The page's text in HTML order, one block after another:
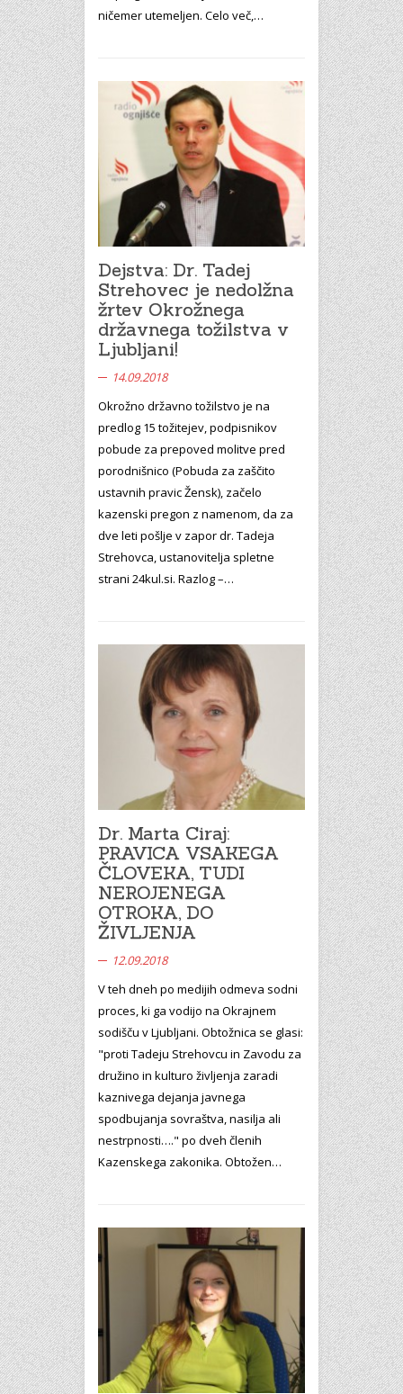
ničemer utemeljen. Celo več,…
Dejstva: Dr. Tadej
Strehovec je nedolžna
žrtev Okrožnega
državnega tožilstva v
Ljubljani!
14.09.2018
Okrožno državno tožilstvo je na
predlog 15 tožitejev, podpisnikov
pobude za prepoved molitve pred
porodnišnico (Pobuda za zaščito
ustavnih pravic Žensk), začelo
kazenski pregon z namenom, da za
dve leti pošlje v zapor dr. Tadeja
Strehovca, ustanovitelja spletne
strani 24kul.si. Razlog –…
Dr. Marta Ciraj:
PRAVICA VSAKEGA
ČLOVEKA, TUDI
NEROJENEGA
OTROKA, DO
ŽIVLJENJA
12.09.2018
V teh dneh po medijih odmeva sodni
proces, ki ga vodijo na Okrajnem
sodišču v Ljubljani. Obtožnica se glasi:
"proti Tadeju Strehovcu in Zavodu za
družino in kulturo življenja zaradi
kaznivega dejanja javnega
spodbujanja sovraštva, nasilja ali
nestrpnosti…." po dveh členih
Kazenskega zakonika. Obtožen…